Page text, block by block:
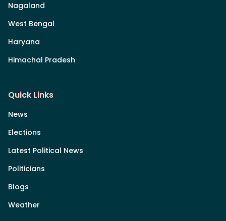
Nagaland
West Bengal
Haryana
Himachal Pradesh
Quick Links
News
Elections
Latest Political News
Politicians
Blogs
Weather